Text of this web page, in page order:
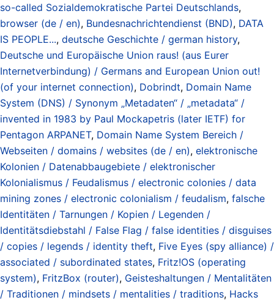
so-called Sozialdemokratische Partei Deutschlands,
browser (de / en), Bundesnachrichtendienst (BND), DATA
IS PEOPLE..., deutsche Geschichte / german history,
Deutsche und Europäische Union raus! (aus Eurer
Internetverbindung) / Germans and European Union out!
(of your internet connection), Dobrindt, Domain Name
System (DNS) / Synonym „Metadaten“ / „metadata“ /
invented in 1983 by Paul Mockapetris (later IETF) for
Pentagon ARPANET, Domain Name System Bereich /
Webseiten / domains / websites (de / en), elektronische
Kolonien / Datenabbaugebiete / elektronischer
Kolonialismus / Feudalismus / electronic colonies / data
mining zones / electronic colonialism / feudalism, falsche
Identitäten / Tarnungen / Kopien / Legenden /
Identitätsdiebstahl / False Flag / false identities / disguises
/ copies / legends / identity theft, Five Eyes (spy alliance) /
associated / subordinated states, Fritz!OS (operating
system), FritzBox (router), Geisteshaltungen / Mentalitäten
/ Traditionen / mindsets / mentalities / traditions, Hacks